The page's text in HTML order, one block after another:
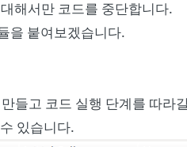
해서만 코드를 중단합니다.
을 붙여보겠습니다.
들고 코드 실행 단계를 따라
있습니다.